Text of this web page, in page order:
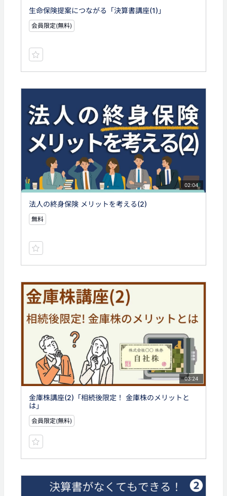
生命保険提案につながる「決算書講座(1)」
会員限定(無料)
02:04
法人の終身保険 メリットを考える(2)
無料
03:24
金庫株講座(2)「相続後限定！ 金庫株のメリットと
は」
会員限定(無料)